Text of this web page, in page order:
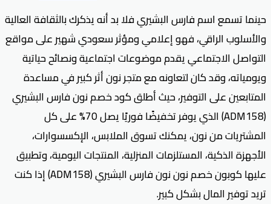
حينما تسمع اسم فارس البشيري فلا بد أنه يذكرك بالثقافة العالية
والأسلوب الراقي، فهو إعلامي ومؤثر سعودي شهير على مواقع
التواصل الاجتماعي يقدم موضوعات اجتماعية ونصائح حياتية
ويومياته، وقد كان لتعاونه مع متجر نون أثر كبير في مساعدة
المتابعين على التوفير، حيث أطلق كود خصم نون فارس البشيري
(ADM158) الذي يوفر تخفيضًا فوريًا يصل 70% على كل
المشتريات من نون، يمكنك تسوق الملابس، الإكسسوارات،
الأجهزة الذكية، المستلزمات المنزلية، المنتجات اليومية، وتطبيق
عليها كوبون خصم نون نون فارس البشيري (ADM158) إذا كنت
تريد توفير المال بشكل كبير.